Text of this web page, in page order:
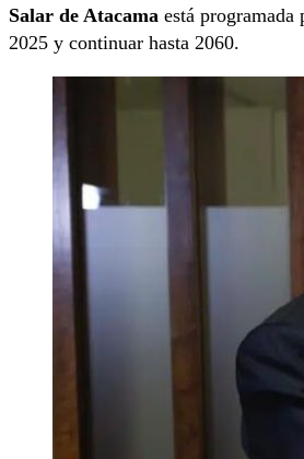
Salar de Atacama está programada
2025 y continuar hasta 2060.